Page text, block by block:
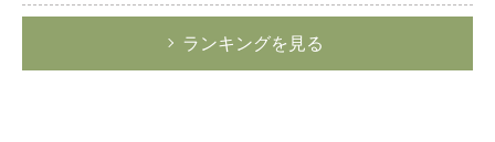
ランキングを見る